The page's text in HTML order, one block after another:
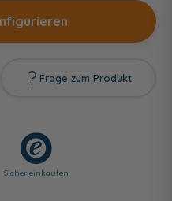
Frage zum Produkt
Sicher einkaufen